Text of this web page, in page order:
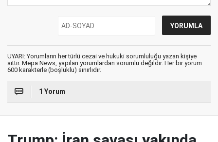
UYARI: Yorumların her türlü cezai ve hukuki sorumluluğu yazan kişiye
aittir. Mepa News, yapılan yorumlardan sorumlu değildir. Her bir yorum
600 karakterle (boşluklu) sınırlıdır.
1 Yorum